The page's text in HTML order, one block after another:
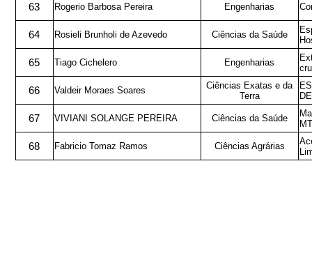
63 Rogerio Barbosa Pereira Engenharias
64 Rosieli Brunholi de Azevedo Ciências da Saúde
65 Tiago Cichelero Engenharias
66 Valdeir Moraes Soares
Ciências Exatas e da
Terra
67 VIVIANI SOLANGE PEREIRA Ciências da Saúde
MT
68 Fabricio Tomaz Ramos Ciências Agrárias